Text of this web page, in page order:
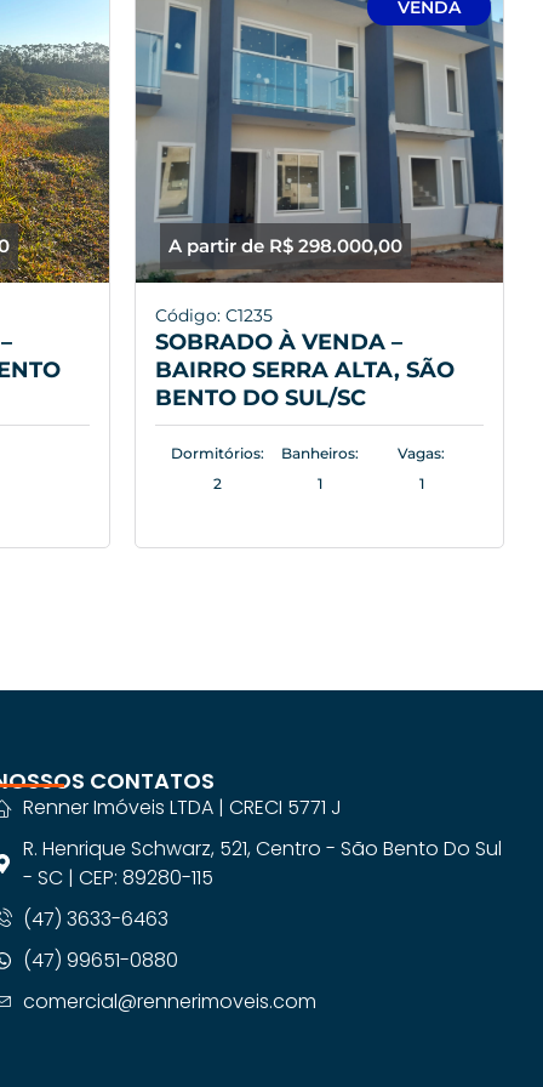
A partir de R$ 298.000,00
VENDA
Código: C1235
SOBRADO À VENDA –
BAIRRO SERRA ALTA, SÃO
BENTO DO SUL/SC
Dormitórios:
2
Banheiros:
1
Vagas:
1
CONTATOS
Renner Imóveis LTDA | CRECI 5771 J
R. Henrique Schwarz, 521, Centro - São Bento Do Sul
- SC | CEP: 89280-115
(47) 3633-6463
(47) 99651-0880
comercial@rennerimoveis.com